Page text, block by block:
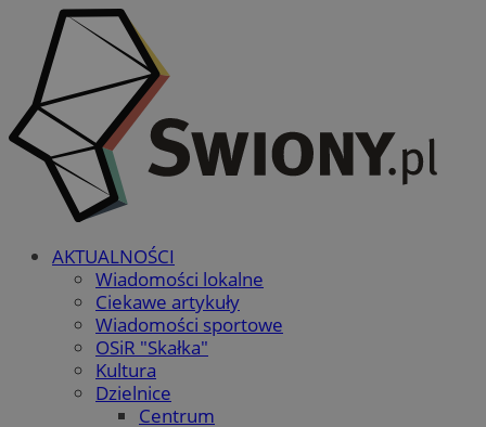
AKTUALNOŚCI
Wiadomości lokalne
Ciekawe artykuły
Wiadomości sportowe
OSiR "Skałka"
Kultura
Dzielnice
Centrum